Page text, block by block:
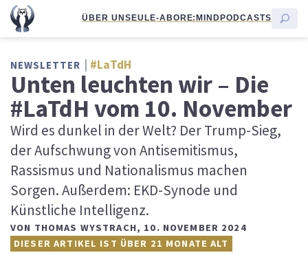
ÜBER UNSEULE-ABORE:MINDPODCASTS
NEWSLETTER #LaTdH
Unten leuchten wir – Die
#LaTdH vom 10. November
Wird es dunkel in der Welt? Der Trump-Sieg,
der Aufschwung von Antisemitismus,
Rassismus und Nationalismus machen
Sorgen. Außerdem: EKD-Synode und
Künstliche Intelligenz.
VON THOMAS WYSTRACH, 10. NOVEMBER 2024
DIESER ARTIKEL IST ÜBER 21 MONATE ALT